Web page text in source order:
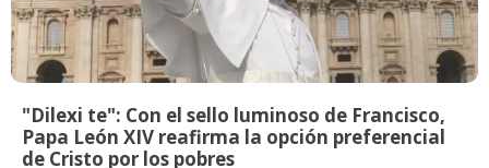
"Dilexi te": Con el sello luminoso de Francisco,
Papa León XIV reafirma la opción preferencial
de Cristo por los pobres